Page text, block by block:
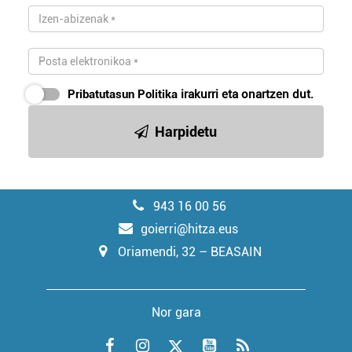
Pribatutasun Politika irakurri eta onartzen dut.
Harpidetu
943 16 00 56
goierri@hitza.eus
Oriamendi, 32 – BEASAIN
Nor gara